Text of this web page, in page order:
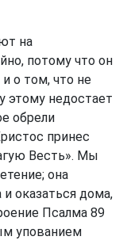
на
потому что он
о том, что не
этому недостает
обрели
принес
Весть». Мы
она
оказаться дома,
Псалма 89
упованием